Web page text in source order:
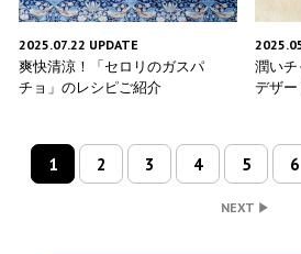
2025.07.22 UPDATE
爽快清涼！「セロリのガスパ
チョ」のレシピご紹介
潤い
デザー
1 2 3 4 5 6
NEXT